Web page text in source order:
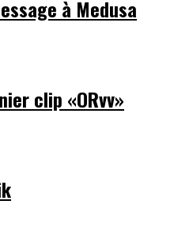
à Medusa
clip «ORvv»